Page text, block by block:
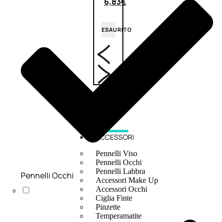
ESAURITO
ACCESSORI
Pennelli Viso
Pennelli Occhi
Pennelli Labbra
Accessori Make Up
Accessori Occhi
Ciglia Finte
Pinzette
Temperamatite
Pennelli Occhi